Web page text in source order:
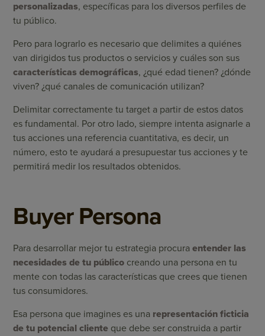
personalizadas, específicas para los diversos perfiles de
tu público.
Pero para lograrlo es necesario que delimites a quiénes
van dirigidos tus productos o servicios y cuáles son sus
características demográficas, ¿qué edad tienen? ¿dónde
viven? ¿qué canales de comunicación utilizan?
Delimitar correctamente tu target a partir de estos datos
es fundamental. Por otro lado, siempre intenta asignarle a
tus acciones una referencia cuantitativa, es decir, un
número, esto te ayudará a presupuestar tus acciones y te
permitirá medir los resultados obtenidos.
Buyer Persona
Para desarrollar mejor tu estrategia procuraentender las
necesidades de tu público creando una persona en tu
mente con todas las características que crees que tienen
tus consumidores.
Esa persona que imagines es una representación ficticia
de tu potencial cliente que debe ser construida a partir